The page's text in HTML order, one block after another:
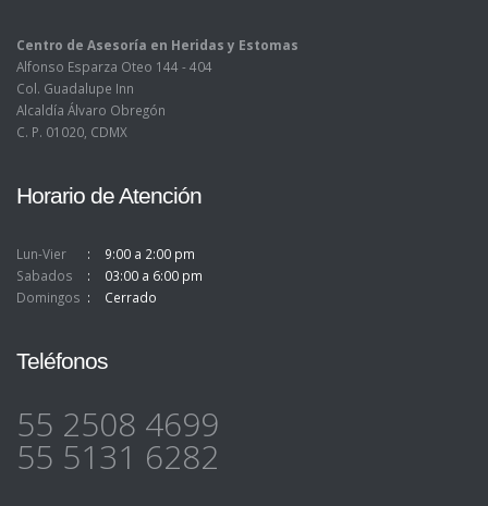
Centro de Asesoría en Heridas y Estomas
Alfonso Esparza Oteo 144 - 404
Col. Guadalupe Inn
Alcaldía Álvaro Obregón
C. P. 01020, CDMX
Horario de Atención
Lun-Vier
9:00 a 2:00 pm
Sabados
03:00 a 6:00 pm
Domingos
Cerrado
Teléfonos
55 2508 4699
55 5131 6282